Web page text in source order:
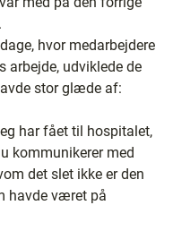
hvor medarbejdere
arbejde, udviklede de
stor glæde af:
har fået til hospitalet,
kommunikerer med
det slet ikke er den
havde været på